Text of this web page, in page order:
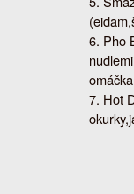
Pho
Hot